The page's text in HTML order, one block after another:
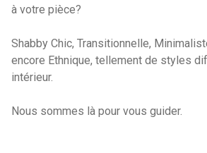
à votre pièce?
Shabby Chic, Transitionnelle,
encore Ethnique, tellement de styles
intérieur.
Nous sommes là pour vous guider.